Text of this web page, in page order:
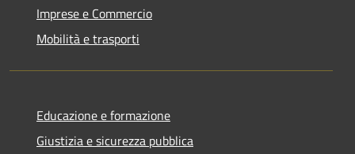
Imprese e Commercio
Mobilità e trasporti
Educazione e formazione
Giustizia e sicurezza pubblica